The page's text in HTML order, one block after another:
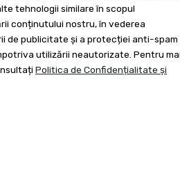
tehnologii similare în scopul
conținutului nostru, în vederea
de publicitate și a protecției anti-spam
utilizării neautorizate. Pentru
Politica de Confidențialitate și